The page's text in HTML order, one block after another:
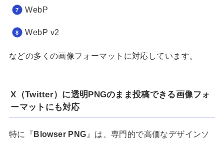
WebP
WebP v2
などの多くの画像フォーマットに対応しています。
X（Twitter）に透明PNGのまま投稿できる画像フォ
ーマットにも対応
特に『 Blowser PNG 』は、専門的で高価なデザインソ